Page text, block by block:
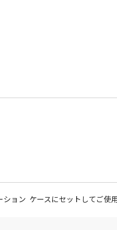
ョン ケースにセットしてご使用